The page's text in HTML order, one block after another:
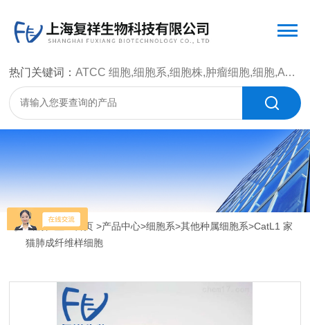
热门关键词：ATCC 细胞,细胞系,细胞株,肿瘤细胞,细胞,ATCC 菌种，CMCC 菌种，标准菌株，质控菌种，微生物菌种，菌株，菌种
当前位置：首页>产品中心>细胞系>其他种属细胞系>CatL1 家
猫肺成纤维样细胞